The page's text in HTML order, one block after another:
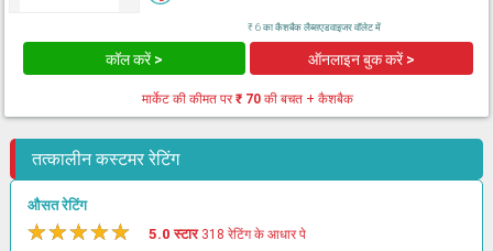
₹ 6 का कैशबैक लैब्सएडवाइजर वॉलेट में
कॉल करें > ऑनलाइन बुक करें >
मार्केट की कीमत पर₹ 70 की बचत + कैशबैक
तत्कालीन कस्टमर रेटिंग
औसत रेटिंग
★★★★★ 5.0 स्टार 318 रेटिंग के आधार पे